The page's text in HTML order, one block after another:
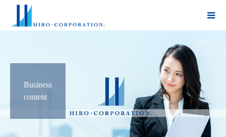
Business
content